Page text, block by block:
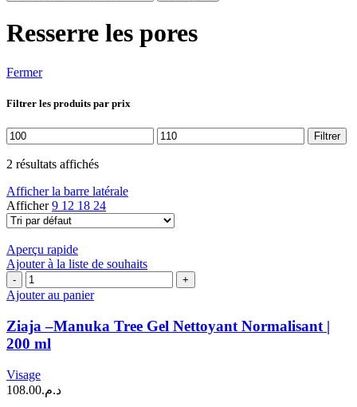
Resserre les pores
Fermer
Filtrer les produits par prix
Prix
min
Prix
max
Filtrer
2 résultats affichés
Afficher la barre latérale
Afficher9 12 18 24
Aperçu rapide
Ajouter à la liste de souhaits
quantité
de
–
Manuka
Tree
Nettoyant
Normalisant
Ajouter au panier
Ziaja –Manuka Tree Gel Nettoyant Normalisant |
200 ml
Visage
د.م.108.00